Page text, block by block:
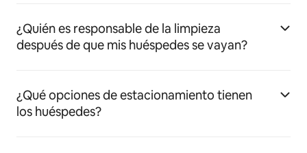
¿Quién es responsable de la limpieza
después de que mis huéspedes se vayan?
¿Qué opciones de estacionamiento tienen
los huéspedes?